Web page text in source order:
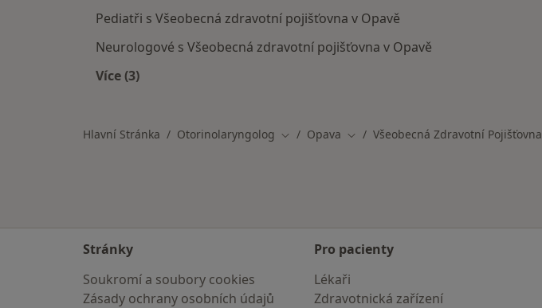
Pediatři s Všeobecná zdravotní pojišťovna v Opavě
Neurologové s Všeobecná zdravotní pojišťovna v Opavě
Více (3)
Hlavní Stránka Otorinolaryngolog Změna města
Opava Změna města
Všeobecná Zdravotní Pojišťovna
Stránky
Soukromí a soubory cookies
Zásady ochrany osobních údajů
Pro pacienty
Lékaři
Zdravotnická zařízení